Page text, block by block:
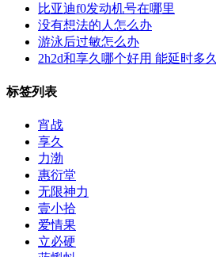
比亚迪f0发动机号在哪里
没有想法的人怎么办
游泳后过敏怎么办
2h2d和享久哪个好用 能延时多久
标签列表
宵战
享久
力渤
惠衍堂
无限神力
壹小拾
爱情果
立必硬